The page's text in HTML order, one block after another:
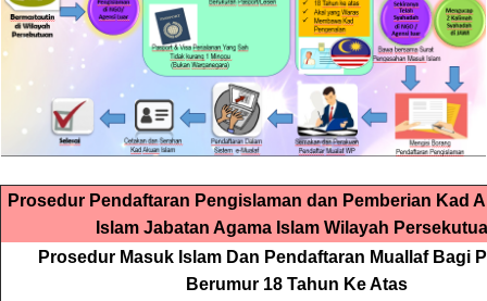
Prosedur Pendaftaran Pengislaman dan Pemberian Kad
Islam Jabatan Agama Islam Wilayah
Prosedur Masuk Islam Dan Pendaftaran Muallaf Bagi
Berumur 18 Tahun Ke Atas